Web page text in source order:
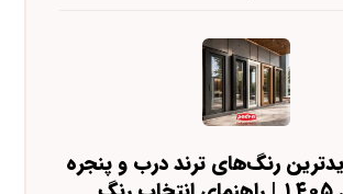
رنگ‌های ترند درب و پنجره